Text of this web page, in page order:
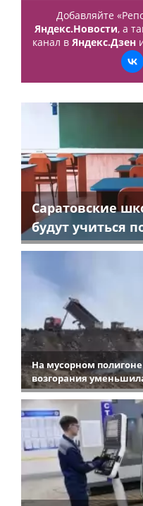
Добавляйте
Яндекс.Новости, а
канал в Яндекс.Дзен
Саратовские
будут учиться
На мусорном
возгорания